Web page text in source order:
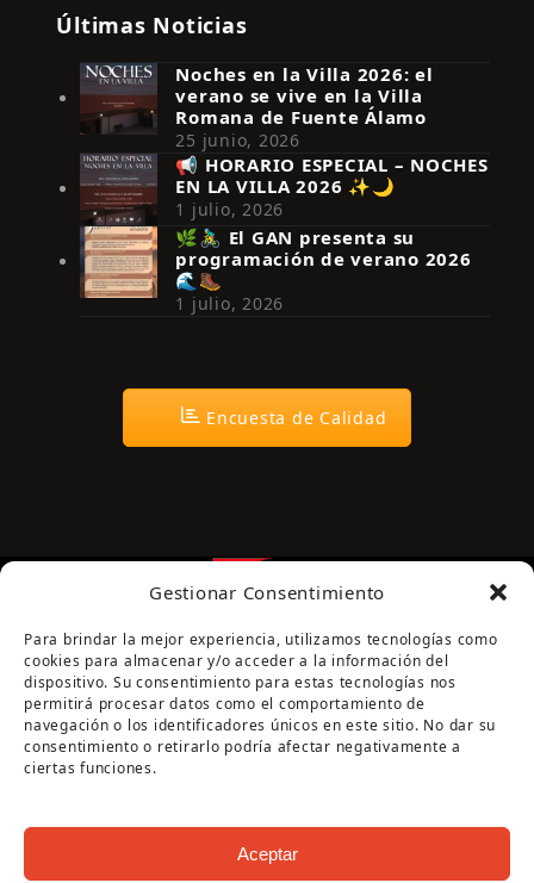
Gestionar Consentimiento
Para brindar la mejor experiencia, utilizamos tecnologías como
cookies para almacenar y/o acceder a la información del
dispositivo. Su consentimiento para estas tecnologías nos
permitirá procesar datos como el comportamiento de
navegación o los identificadores únicos en este sitio. No dar su
consentimiento o retirarlo podría afectar negativamente a
ciertas funciones.
Aceptar
Síguenos en Instagram
Últimas Noticias
Noches en la Villa 2026: el
verano se vive en la Villa
Romana de Fuente Álamo
25 junio, 2026
📢 HORARIO ESPECIAL – NOCHES
EN LA VILLA 2026 ✨🌙
1 julio, 2026
🌿🚴‍♂️ El GAN presenta su
programación de verano 2026
🌊🥾
1 julio, 2026
Encuesta de Calidad
Página cofinanciada por la Diputación de Córdoba